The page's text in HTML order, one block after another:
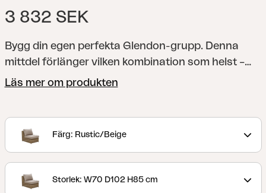
3 832 SEK
Bygg din egen perfekta Glendon-grupp. Denna
mittdel förlänger vilken kombination som helst –
med vattenavvisande TPU-liner.
vill koppla av länge. Tack vare de olika delarna kan
du komponera just den grupp som passar din
hemmet utåt.
Läs mer om produkten
Färg: Rustic/Beige
Storlek: W70 D102 H85 cm